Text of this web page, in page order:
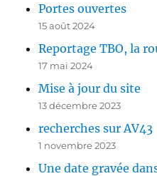
Portes ouvertes
15 août 2024
Reportage TBO, la
17 mai 2024
Mise à jour du site
13 décembre 2023
recherches sur AV43
1 novembre 2023
Une date gravée